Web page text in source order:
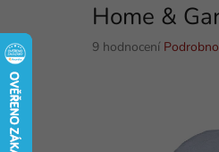
Home &
Průměrné
9 hodnocení